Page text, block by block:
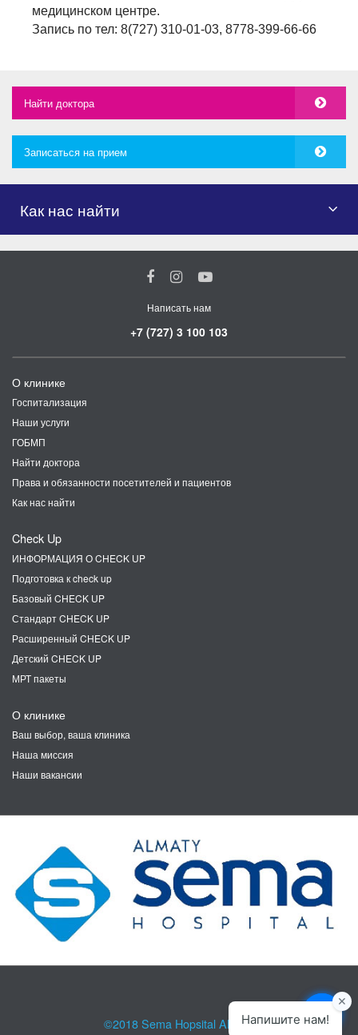
медицинском центре.
Запись по тел: 8(727) 310-01-03, 8778-399-66-66
Найти доктора
Записаться на прием
Как нас найти
Написать нам
+7 (727) 3 100 103
О клинике
Госпитализация
Наши услуги
ГОБМП
Найти доктора
Права и обязанности посетителей и пациентов
Как нас найти
Check Up
ИНФОРМАЦИЯ О CHECK UP
Подготовка к check up
Базовый CHECK UP
Стандарт CHECK UP
Расширенный CHECK UP
Детский CHECK UP
МРТ пакеты
О клинике
Ваш выбор, ваша клиника
Наша миссия
Наши вакансии
©2018Sema Hopsital Almaty